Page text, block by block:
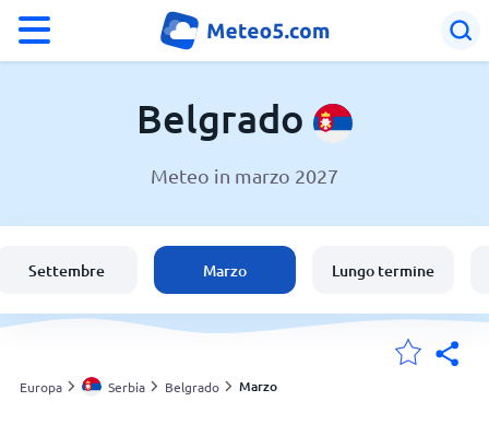
Meteo a Belgrado
Italia
Svizzera
Belgrado
Meteo in marzo 2027
Settembre Marzo Lungo termine
Europa Serbia Belgrado Marzo